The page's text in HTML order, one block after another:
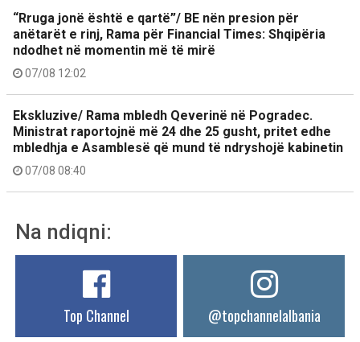
“Rruga jonë është e qartë”/ BE nën presion për
anëtarët e rinj, Rama për Financial Times: Shqipëria
ndodhet në momentin më të mirë
07/08 12:02
Ekskluzive/ Rama mbledh Qeverinë në Pogradec.
Ministrat raportojnë më 24 dhe 25 gusht, pritet edhe
mbledhja e Asamblesë që mund të ndryshojë kabinetin
07/08 08:40
Na ndiqni:
Top Channel @topchannelalbania